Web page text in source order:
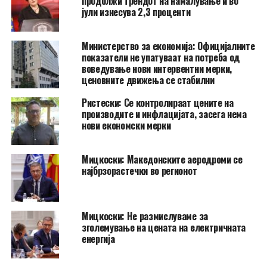
јули изнесува 2,3 проценти
Министерство за економија: Официјалните
показатели не упатуваат на потреба од
воведување нови интервентни мерки,
ценовните движења се стабилни
Ристески: Се контролираат цените на
производите и инфлацијата, засега нема
нови економски мерки
Мицкоски: Македонските аеродроми се
најбрзорастечки во регионот
Мицкоски: Не размислуваме за
зголемување на цената на електричната
енергија